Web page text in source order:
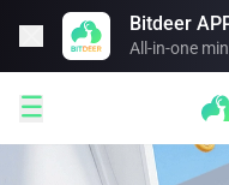
Bitdeer
All-in-one
